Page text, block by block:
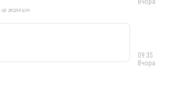
це редакцію
09:35
Вчора